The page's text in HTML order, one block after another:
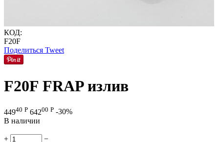
КОД:
F20F
Поделиться Tweet
F20F FRAP излив
44940 Р 64200 Р -30%
В наличии
+ −